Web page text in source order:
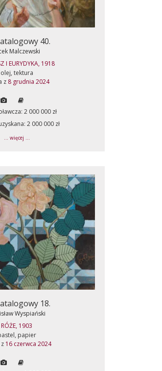
40.
Malczewski
I EURYDYKA, 1918
olej, tektura
z 8 grudnia 2024
2 000 000 zł
2 000 000 zł
... więcej ...
18.
Wyspiański
RÓŻE, 1903
papier
16 czerwca 2024